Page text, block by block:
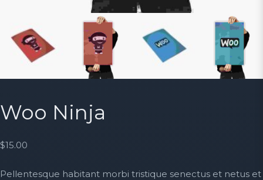
Woo Ninja
$15.00
Pellentesque habitant morbi tristique senectus et netus et